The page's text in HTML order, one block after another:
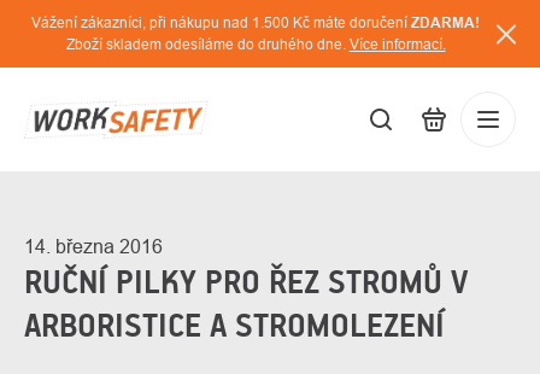
Přejít
obsah
Vážení zákazníci, při nákupu nad 1.500 Kč máte doručení ZDARMA!
Zboží skladem odesíláme do druhého dne. Více informací.
14. března 2016
RUČNÍ PILKY PRO ŘEZ STROMŮ V
ARBORISTICE A STROMOLEZENÍ